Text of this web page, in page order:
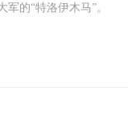
的“特洛伊木马”。